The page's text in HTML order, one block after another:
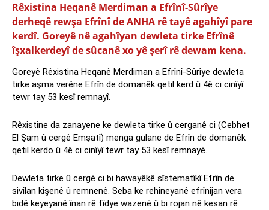
Rêxistina Heqanê Merdiman a Efrînî-Sûrîye
derheqê rewşa Efrînî de ANHA rê tayê agahîyî pare
kerdî. Goreyê nê agahîyan dewleta tirke Efrînê
îşxalkerdeyî de sûcanê xo yê şerî rê dewam kena.
Goreyê Rêxistina Heqanê Merdiman a Efrînî-Sûrîye dewleta
tirke aşma verêne Efrîn de domanêk qetil kerd û 4ê ci cinîyî
tewr tay 53 kesî remnayî.
Rêxistine da zanayene ke dewleta tirke û cerganê ci (Cebhet
El Şam û cergê Emşatî) menga gulane de Efrîn de domanêk
qetil kerdo û 4ê ci cinîyî tewr tay 53 kesî remnayê.
Dewleta tirke û cergê ci bi hawayêkê sîstematîkî Efrîn de
sivîlan kişenê û remnenê. Seba ke rehîneyanê efrînijan vera
bidê keyeyanê înan rê fîdye wazenê û bi rojan nê kesan rê